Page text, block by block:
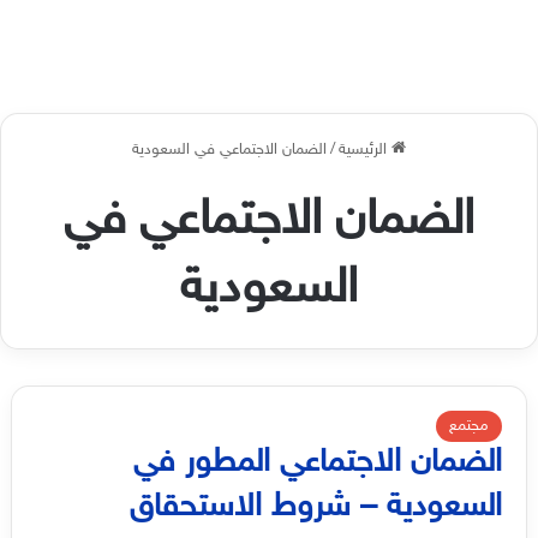
الرئيسية/ الضمان الاجتماعي في السعودية
الضمان الاجتماعي في
السعودية
مجتمع
الضمان الاجتماعي المطور في
السعودية – شروط الاستحقاق